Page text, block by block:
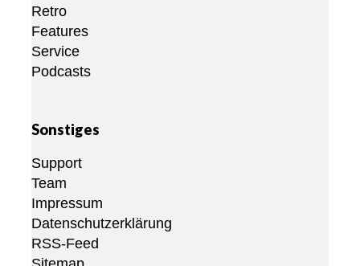
Retro
Features
Service
Podcasts
Sonstiges
Support
Team
Impressum
Datenschutzerklärung
RSS-Feed